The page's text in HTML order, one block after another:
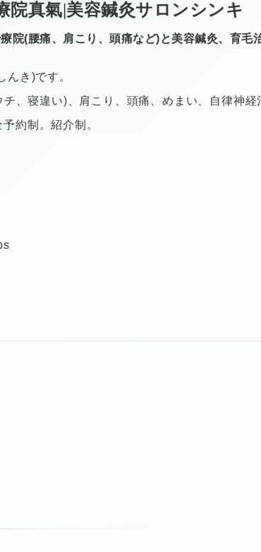
院真氣|美容鍼灸サロンシンキ
院(腰痛、肩こり、頭痛など)と美容鍼灸、育毛
んき)です。
、寝違い)、肩こり、頭痛、めまい、自律神
約制。紹介制。